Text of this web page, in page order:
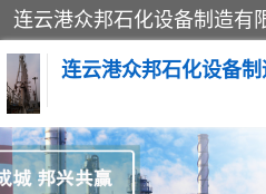
连云港众邦石化设备制